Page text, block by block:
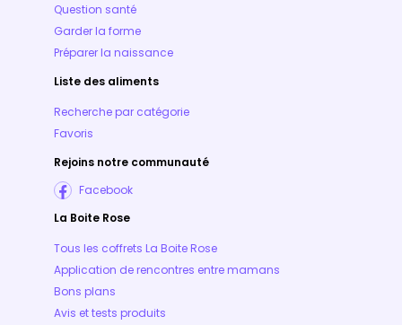
Question santé
Garder la forme
Préparer la naissance
Liste des aliments
Recherche par catégorie
Favoris
Rejoins notre communauté
Facebook
La Boite Rose
Tous les coffrets La Boite Rose
Application de rencontres entre mamans
Bons plans
Avis et tests produits